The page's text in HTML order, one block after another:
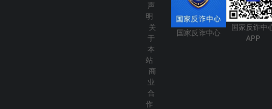
声
明
关
于
本
站
商
业
合
作
国家反诈中心
国家反诈中
APP